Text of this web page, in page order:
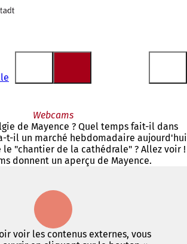
Webcams
de Mayence ? Quel temps fait-il dans
t-il un marché hebdomadaire aujourd'hui
le "chantier de la cathédrale" ? Allez voir !
donnent un aperçu de Mayence.
voir les contenus externes, vous